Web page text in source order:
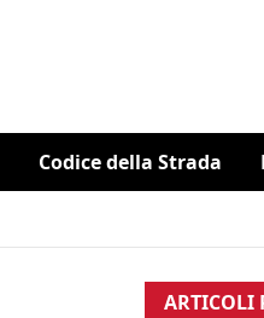
Codice della Strada
ARTICOLI